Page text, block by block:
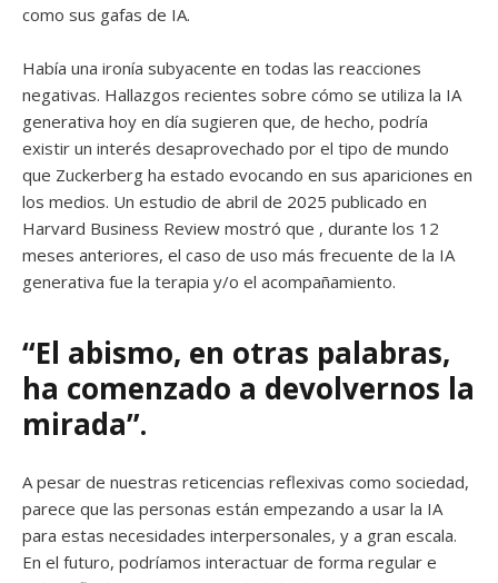
como sus gafas de IA.
Había una ironía subyacente en todas las reacciones
negativas. Hallazgos recientes sobre cómo se utiliza la IA
generativa hoy en día sugieren que, de hecho, podría
existir un interés desaprovechado por el tipo de mundo
que Zuckerberg ha estado evocando en sus apariciones en
los medios. Un estudio de abril de 2025 publicado en
Harvard Business Review mostró que , durante los 12
meses anteriores, el caso de uso más frecuente de la IA
generativa fue la terapia y/o el acompañamiento.
“El abismo, en otras palabras,
ha comenzado a devolvernos la
mirada”.
A pesar de nuestras reticencias reflexivas como sociedad,
parece que las personas están empezando a usar la IA
para estas necesidades interpersonales, y a gran escala.
En el futuro, podríamos interactuar de forma regular e